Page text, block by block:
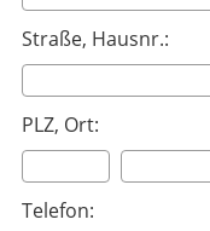
Straße, Hausnr.:
PLZ, Ort:
Telefon: